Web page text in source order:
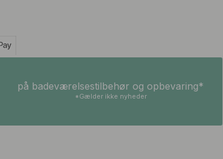
på badeværelsestilbehør og opbevaring*
*Gælder ikke nyheder